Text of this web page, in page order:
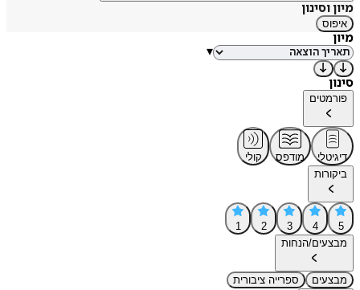
מיון וסינון
איפוס
מיון
▾
סינון
פורמטים
דיגיטלי מודפס
קולי
ביקורות
5
4
3
2
1
מבצעים/הנחות
מבצעים
ספרייה ציבורית